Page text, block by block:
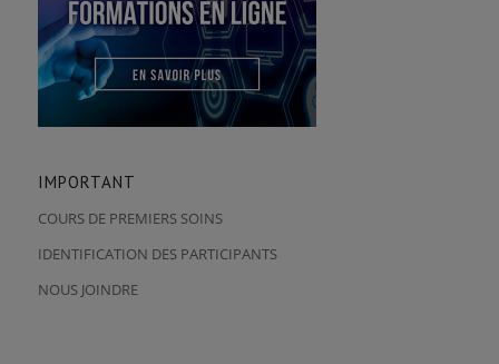
IMPORTANT
COURS DE PREMIERS SOINS
IDENTIFICATION DES PARTICIPANTS
NOUS JOINDRE